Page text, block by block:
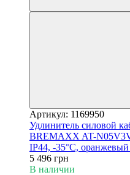
Артикул: 1169950
Удлинитель силовой
BREMAXX AT-
IP44, -35°С, оранжевый
5 496 грн
В наличии